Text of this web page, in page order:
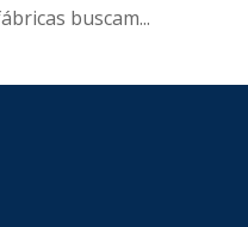
buscam...